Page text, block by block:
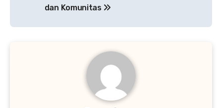
dan Komunitas